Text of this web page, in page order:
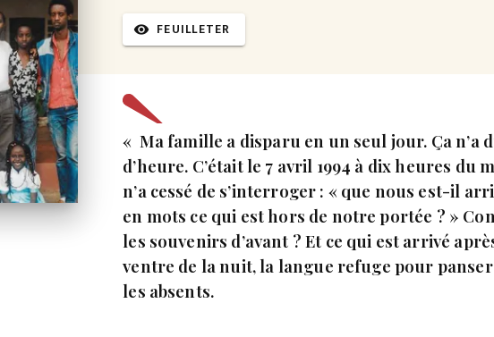
visibility FEUILLETER
« Ma famille a disparu en un seul jour. Ça n’a
d’heure. C’était le 7 avril 1994 à dix heures du
n’a cessé de s’interroger : « que nous est-il
en mots ce qui est hors de notre portée ? »
les souvenirs d’avant ? Et ce qui est arrivé
ventre de la nuit, la langue refuge pour
les absents.